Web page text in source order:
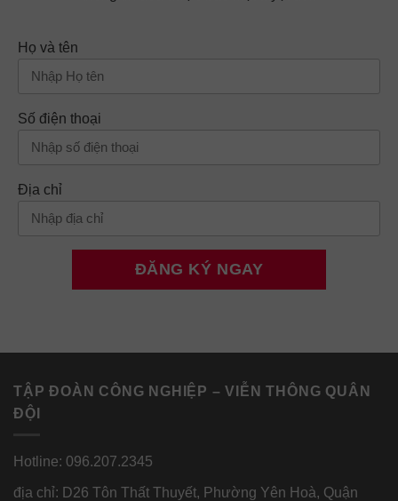
Họ và tên
Số điện thoại
Địa chỉ
TẬP ĐOÀN CÔNG NGHIỆP – VIỄN THÔNG QUÂN
ĐỘI
Hotline: 096.207.2345
địa chỉ: D26 Tôn Thất Thuyết, Phường Yên Hoà, Quận